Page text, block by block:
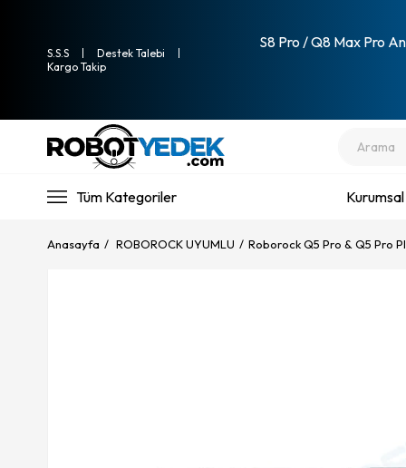
S.S.S
Destek Talebi
Kargo Takip
S8 Pro / Q8 Max Pro
Tüm Kategoriler Kurumsal
Anasayfa ROBOROCK UYUMLU Roborock Q5 Pro & Q5 Pro